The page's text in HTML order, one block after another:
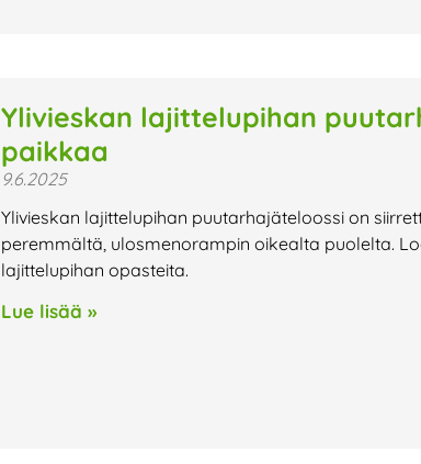
Ylivieskan lajittelupihan
paikkaa
9.6.2025
Ylivieskan lajittelupihan puutarhajäteloossi on
peremmältä, ulosmenorampin oikealta puolelta.
lajittelupihan opasteita.
Lue lisää »